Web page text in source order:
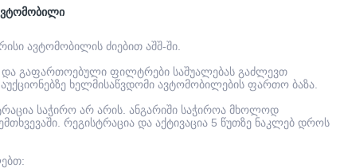
ავტომობილის ძიებით აშშ-ში.
და გაფართოებული ფილტრები საშუალებას გაძლევთ
ხელმისაწვდომი ავტომობილების ფართო ბაზა.
საჭირო არ არის. ანგარიში საჭიროა მხოლოდ
რეგისტრაცია და აქტივაცია 5 წუთზე ნაკლებ დროს